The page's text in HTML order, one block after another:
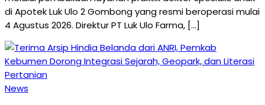
di Apotek Luk Ulo 2 Gombong yang resmi beroperasi mulai
4 Agustus 2026. Direktur PT Luk Ulo Farma, […]
News